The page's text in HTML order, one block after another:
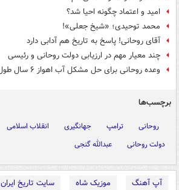
امید و اعتماد چگونه احیا شد؟
محمد توحیدی؛ «شیخ جعلی»!
آقای روحانی! پاسخ به تاریخ هم آدابی دارد
چند معیار مهم در ارزیابی دولت روحانی و رئیسی
وعده روحانی برای حل مشکل آب اهواز ۶ سال طول کشید!+ عکس
برچسب‌ها
روحانی ترامپ جهانگیری انقلاب اسلامی
دولت روحانی
عبدالله گنجی
آپ آهنگ موزیک شاه
سایت تاریخ ایران